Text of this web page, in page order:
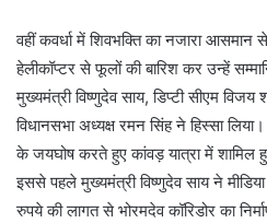
वहीं कवर्धा में शिवभक्ति का नजारा
हेलीकॉप्टर से फूलों की बारिश कर उन्हें
मुख्यमंत्री विष्णुदेव साय, डिप्टी सीएम
विधानसभा अध्यक्ष रमन सिंह ने हिस्सा
के जयघोष करते हुए कांवड़ यात्रा में शामिल
इससे पहले मुख्यमंत्री विष्णुदेव साय ने
रुपये की लागत से भोरमदेव कॉरिडोर का